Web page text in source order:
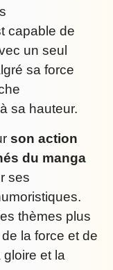
capable de
un seul
sa force
sa hauteur.
son action
du manga
ses
thèmes plus
la force et de
gloire et la